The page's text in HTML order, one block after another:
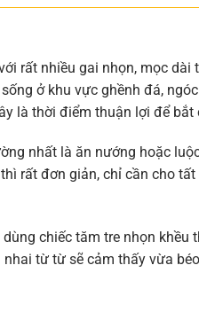
rất nhiều gai nhọn, mọc
ở khu vực ghềnh đá,
là thời điểm thuận lợi để bắt
nhất là ăn nướng hoặc
rất đơn giản, chỉ cần cho
chiếc tăm tre nhọn khều
từ từ sẽ cảm thấy vừa